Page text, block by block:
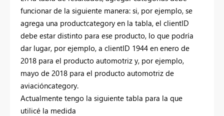
funcionar de la siguiente manera: si, por ejemplo, se
agrega una productcategory en la tabla, el clientID
debe estar distinto para ese producto, lo que podría
dar lugar, por ejemplo, a clientID 1944 en enero de
2018 para el producto automotriz y, por ejemplo,
mayo de 2018 para el producto automotriz de
aviacióncategory.
Actualmente tengo la siguiente tabla para la que
utilicé la medida